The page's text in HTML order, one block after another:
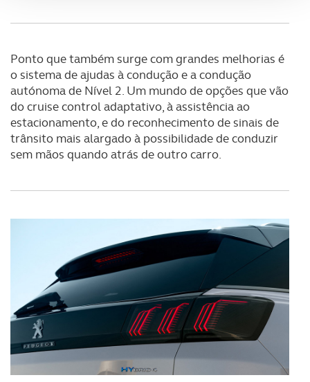
parceiros e organizações na UE e em países terceiros.
O ACP garantirá que as transferências internacionais de
dados pessoais serão realizadas apenas com o seu
consentimento e quando tal se afigure estritamente
necessário no contexto dos serviços a prestar.
Consulte a política de cookies do site.
Ponto que também surge com grandes melhorias é
o sistema de ajudas à condução e a condução
autónoma de Nível 2. Um mundo de opções que vão
do cruise control adaptativo, à assistência ao
estacionamento, e do reconhecimento de sinais de
trânsito mais alargado à possibilidade de conduzir
sem mãos quando atrás de outro carro.